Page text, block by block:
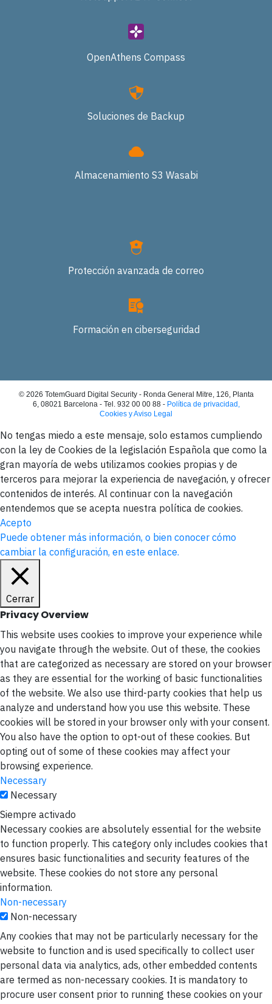
OpenAthens Compass
Soluciones de Backup
Almacenamiento S3 Wasabi
Protección avanzada de correo
Formación en ciberseguridad
© 2026 TotemGuard Digital Security - Ronda General Mitre, 126, Planta
6, 08021 Barcelona - Tel. 932 00 00 88 - Política de privacidad,
Cookies y Aviso Legal
No tengas miedo a este mensaje, solo estamos cumpliendo
con la ley de Cookies de la legislación Española que como la
gran mayoría de webs utilizamos cookies propias y de
terceros para mejorar la experiencia de navegación, y ofrecer
contenidos de interés. Al continuar con la navegación
entendemos que se acepta nuestra política de cookies.
Acepto
Puede obtener más información, o bien conocer cómo
cambiar la configuración, en este enlace.
Cerrar
Privacy Overview
This website uses cookies to improve your experience while
you navigate through the website. Out of these, the cookies
that are categorized as necessary are stored on your browser
as they are essential for the working of basic functionalities
of the website. We also use third-party cookies that help us
analyze and understand how you use this website. These
cookies will be stored in your browser only with your consent.
You also have the option to opt-out of these cookies. But
opting out of some of these cookies may affect your
browsing experience.
Necessary
Necessary
Siempre activado
Necessary cookies are absolutely essential for the website
to function properly. This category only includes cookies that
ensures basic functionalities and security features of the
website. These cookies do not store any personal
information.
Non-necessary
Non-necessary
Any cookies that may not be particularly necessary for the
website to function and is used specifically to collect user
personal data via analytics, ads, other embedded contents
are termed as non-necessary cookies. It is mandatory to
procure user consent prior to running these cookies on your